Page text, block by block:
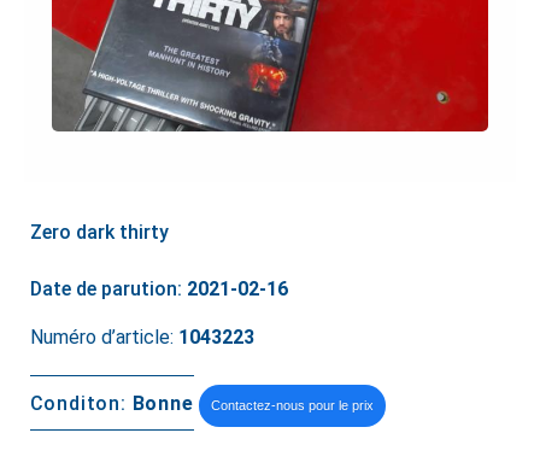
Zero dark thirty
Date de parution: 2021-02-16
Numéro d’article: 1043223
Conditon: Bonne Contactez-nous pour le prix